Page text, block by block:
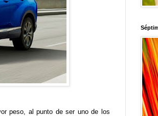
peso, al punto de ser uno de los